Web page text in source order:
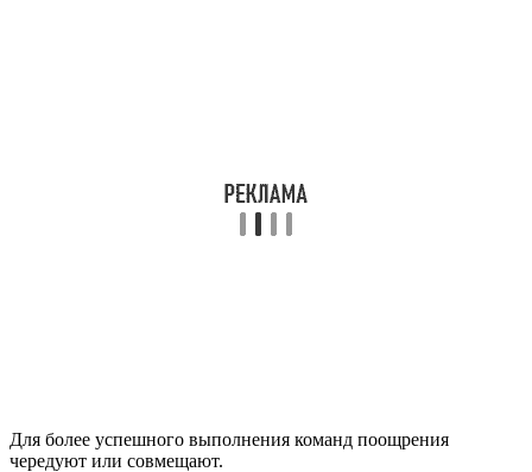
Для более успешного выполнения команд поощрения
чередуют или совмещают.